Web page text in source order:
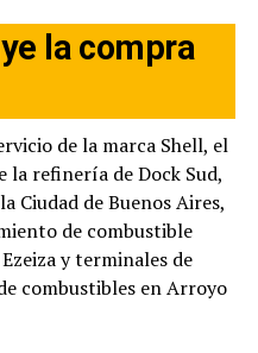
la compra
de la marca Shell, el
la refinería de Dock Sud,
Ciudad de Buenos Aires,
de combustible
y terminales de
combustibles en Arroyo